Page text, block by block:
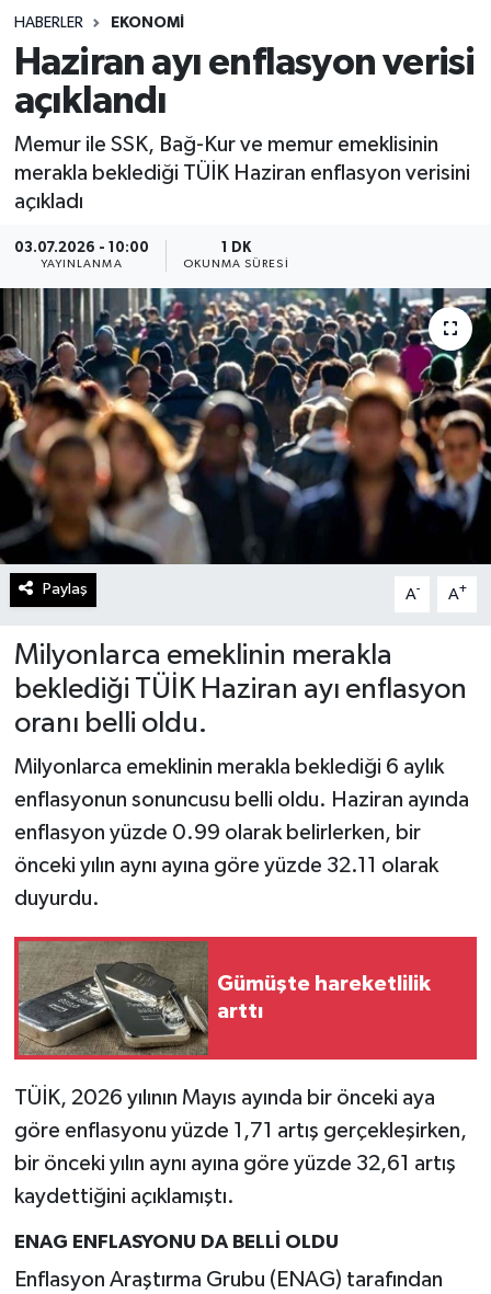
HABERLER EKONOMI
Haziran ayı enflasyon verisi
açıklandı
Memur ile SSK, Bağ-Kur ve memur emeklisinin
merakla beklediği TÜİK Haziran enflasyon verisini
açıkladı
03.07.2026 - 10:00
YAYINLANMA
1 DK
OKUNMA SÜRESI
Paylaş A- A+
Milyonlarca emeklinin merakla
beklediği TÜİK Haziran ayı enflasyon
oranı belli oldu.
Milyonlarca emeklinin merakla beklediği 6 aylık
enflasyonun sonuncusu belli oldu. Haziran ayında
enflasyon yüzde 0.99 olarak belirlerken, bir
önceki yılın aynı ayına göre yüzde 32.11 olarak
duyurdu.
Gümüşte hareketlilik
arttı
TÜİK, 2026 yılının Mayıs ayında bir önceki aya
göre enflasyonu yüzde 1,71 artış gerçekleşirken,
bir önceki yılın aynı ayına göre yüzde 32,61 artış
kaydettiğini açıklamıştı.
ENAG ENFLASYONU DA BELLİ OLDU
Enflasyon Araştırma Grubu (ENAG) tarafından
Spor
Teknoloji
Yaşam